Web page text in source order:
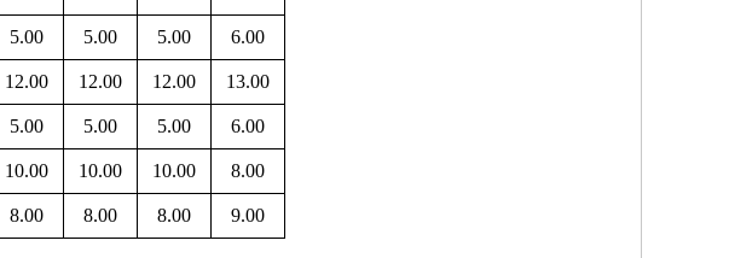
5.00 5.00 5.00 6.00
12.00 12.00 12.00 13.00
5.00 5.00 5.00 6.00
10.00 10.00 10.00 8.00
8.00 8.00 8.00 9.00